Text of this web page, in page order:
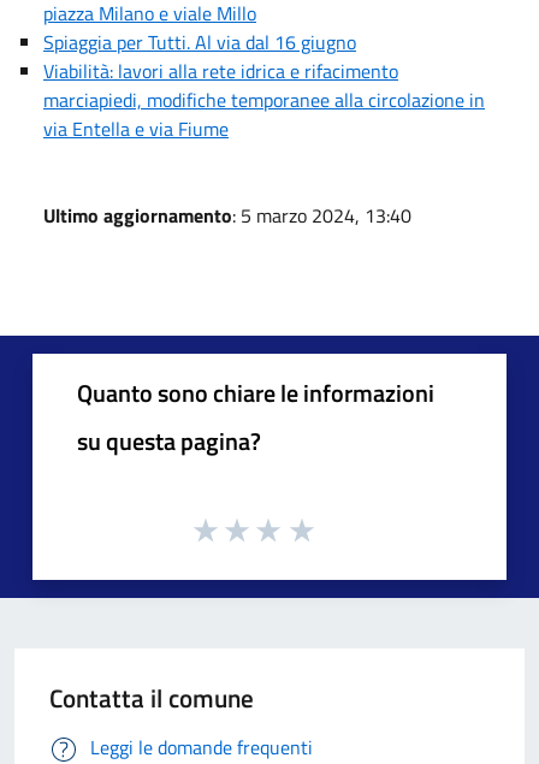
piazza Milano e viale Millo
Spiaggia per Tutti. Al via dal 16 giugno
Viabilità: lavori alla rete idrica e rifacimento
marciapiedi, modifiche temporanee alla circolazione in
via Entella e via Fiume
Ultimo aggiornamento: 5 marzo 2024, 13:40
Quanto sono chiare le informazioni
su questa pagina?
Contatta il comune
Leggi le domande frequenti